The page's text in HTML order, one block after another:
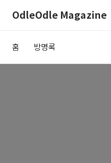
OdleOdle Magazine
홈 방명록